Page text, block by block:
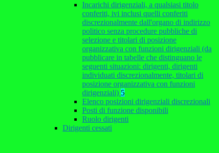
Incarichi dirigenziali, a qualsiasi titolo
conferiti, ivi inclusi quelli conferiti
discrezionalmente dall'organo di indirizzo
politico senza procedure pubbliche di
selezione e titolari di posizione
organizzativa con funzioni dirigenziali (da
pubblicare in tabelle che distinguano le
seguenti situazioni: dirigenti, dirigenti
individuati discrezionalmente, titolari di
posizione organizzativa con funzioni
dirigenziali) 5
Elenco posizioni dirigenziali discrezionali
Posti di funzione disponibili
Ruolo dirigenti
Dirigenti cessati